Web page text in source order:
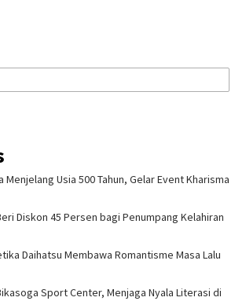
Usia 500 Tahun, Gelar Event Kharisma
Diskon 45 Persen bagi Penumpang Kelahiran
Daihatsu Membawa Romantisme Masa Lalu
Sport Center, Menjaga Nyala Literasi di